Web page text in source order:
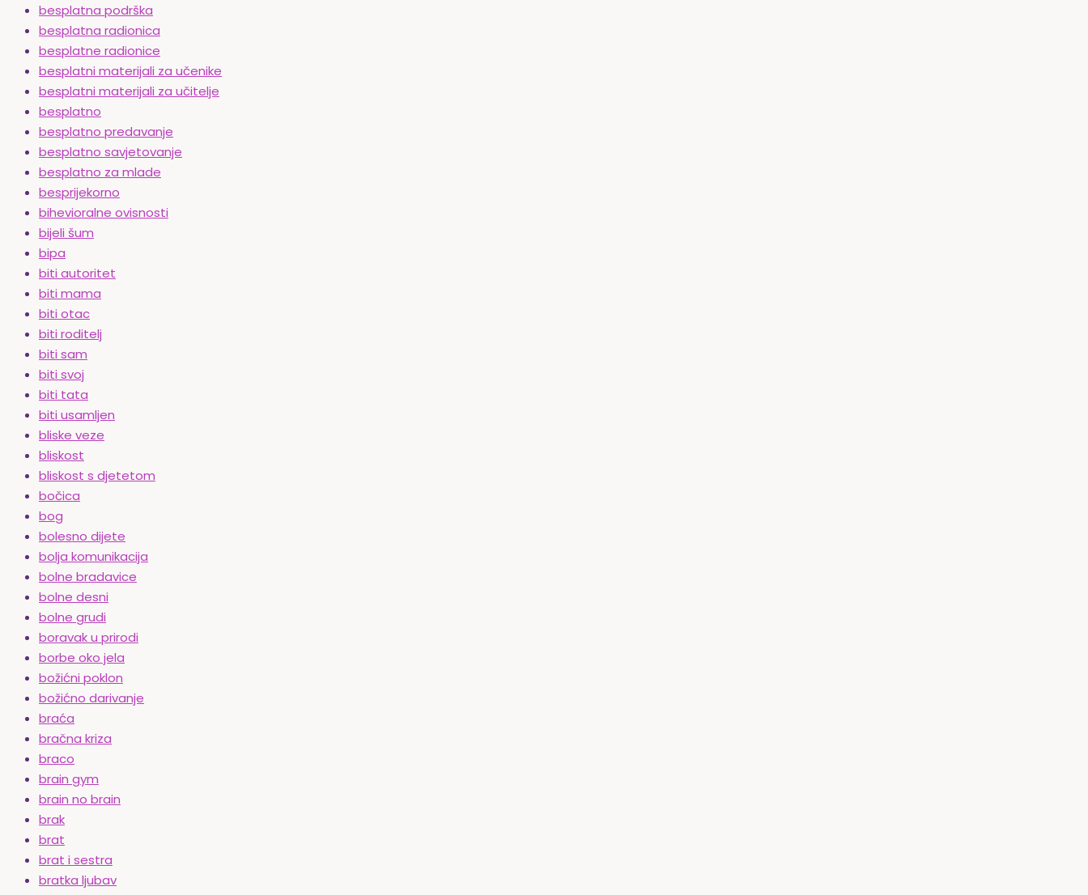
besplatna podrška
besplatna radionica
besplatne radionice
besplatni materijali za učenike
besplatni materijali za učitelje
besplatno
besplatno predavanje
besplatno savjetovanje
besplatno za mlade
besprijekorno
bihevioralne ovisnosti
bijeli šum
bipa
biti autoritet
biti mama
biti otac
biti roditelj
biti sam
biti svoj
biti tata
biti usamljen
bliske veze
bliskost
bliskost s djetetom
bočica
bog
bolesno dijete
bolja komunikacija
bolne bradavice
bolne desni
bolne grudi
boravak u prirodi
borbe oko jela
božićni poklon
božićno darivanje
braća
bračna kriza
braco
brain gym
brain no brain
brak
brat
brat i sestra
bratka ljubav